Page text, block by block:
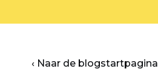
‹ Naar de blogstartpagina